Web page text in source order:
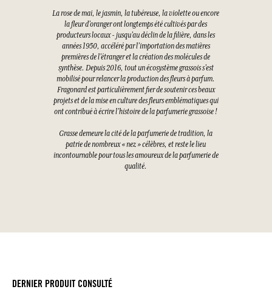
La rose de mai, le jasmin, la tubéreuse, la violette ou encore
la fleur d’oranger ont longtemps été cultivés par des
producteurs locaux - jusqu’au déclin de la filière, dans les
années 1950, accéléré par l’importation des matières
premières de l’étranger et la création des molécules de
synthèse. Depuis 2016, tout un écosystème grassois s’est
mobilisé pour relancer la production des fleurs à parfum.
Fragonard est particulièrement fier de soutenir ces beaux
projets et de la mise en culture des fleurs emblématiques qui
ont contribué à écrire l’histoire de la parfumerie grassoise !
Grasse demeure la cité de la parfumerie de tradition, la
patrie de nombreux « nez » célèbres, et reste le lieu
incontournable pour tous les amoureux de la parfumerie de
qualité.
DERNIER PRODUIT CONSULTÉ